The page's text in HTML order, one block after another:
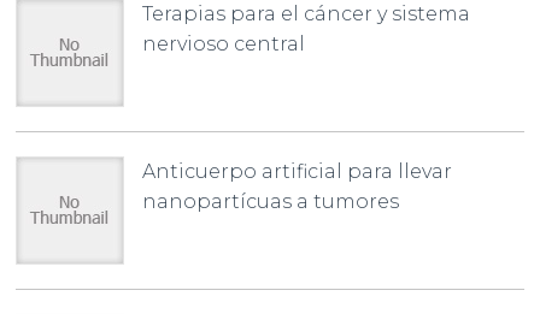
Terapias para el cáncer y sistema
nervioso central
Anticuerpo artificial para llevar
nanopartícuas a tumores